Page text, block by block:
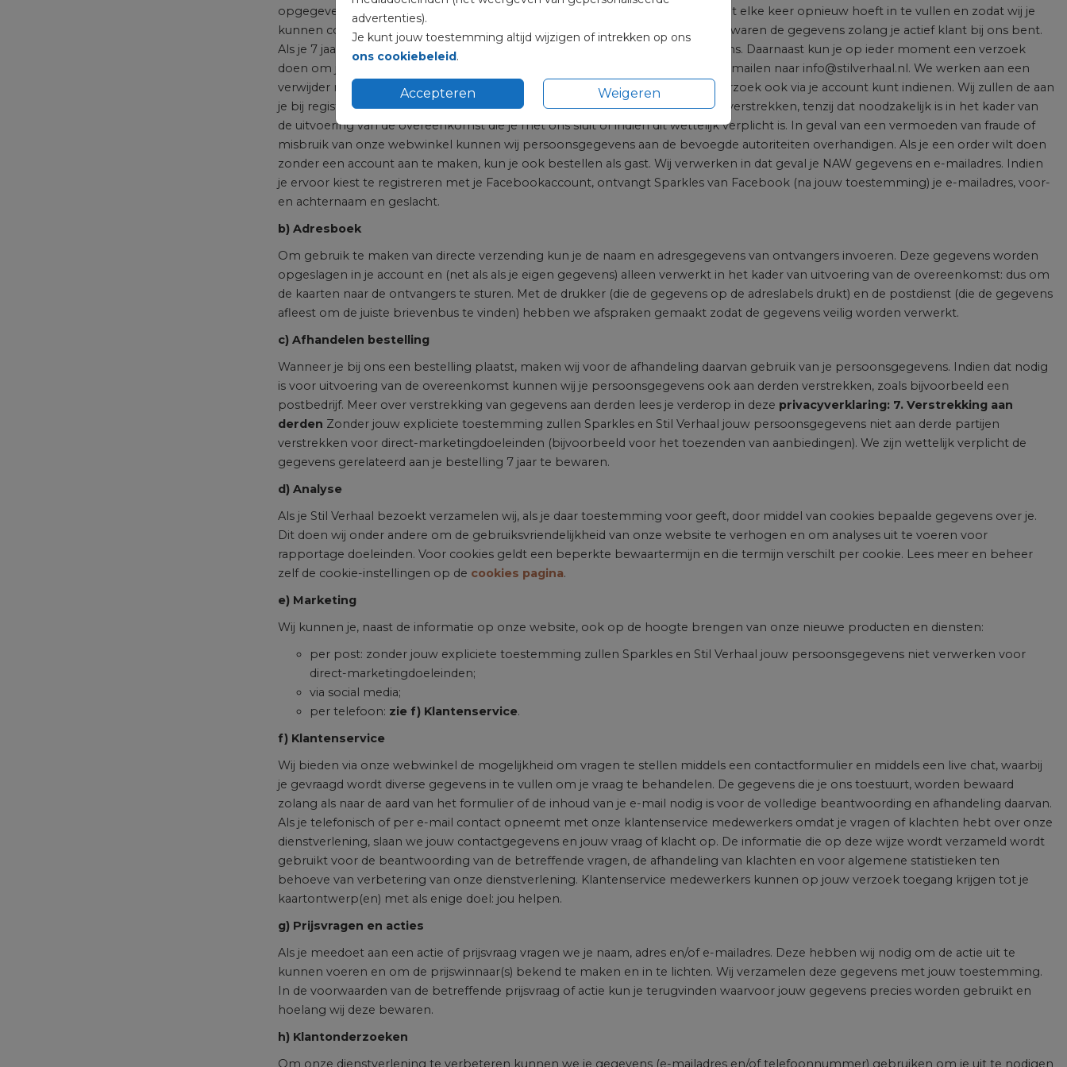
advertenties).
Je kunt jouw toestemming altijd wijzigen of intrekken op ons
ons cookiebeleid.
Accepteren Weigeren
opgegeven persoonsgegevens. Wij bewaren deze gegevens zodat je deze niet elke keer opnieuw hoeft in te vullen en zodat wij je
kunnen contacteren in het kader van uitvoering van de overeenkomst. We bewaren de gegevens zolang je actief klant bij ons bent.
Als je 7 jaar niet meer hebt ingelogd in je account, verwijderen wij al je gegevens. Daarnaast kun je op ieder moment een verzoek
doen om jouw gegevens te laten verwijderen in je account. Dit verzoek kun je mailen naar info@stilverhaal.nl. We werken aan een
verwijder mogelijkheid binnen de account omgeving zodat je een verwijderverzoek ook via je account kunt indienen. Wij zullen de aan
je bij registratie ingevulde e-mailadres gekoppelde gegevens niet aan derden verstrekken, tenzij dat noodzakelijk is in het kader van
de uitvoering van de overeenkomst die je met ons sluit of indien dit wettelijk verplicht is. In geval van een vermoeden van fraude of
misbruik van onze webwinkel kunnen wij persoonsgegevens aan de bevoegde autoriteiten overhandigen. Als je een order wilt doen
zonder een account aan te maken, kun je ook bestellen als gast. Wij verwerken in dat geval je NAW gegevens en e-mailadres. Indien
je ervoor kiest te registreren met je Facebookaccount, ontvangt Sparkles van Facebook (na jouw toestemming) je e-mailadres, voor-
en achternaam en geslacht.
b) Adresboek
Om gebruik te maken van directe verzending kun je de naam en adresgegevens van ontvangers invoeren. Deze gegevens worden
opgeslagen in je account en (net als als je eigen gegevens) alleen verwerkt in het kader van uitvoering van de overeenkomst: dus om
de kaarten naar de ontvangers te sturen. Met de drukker (die de gegevens op de adreslabels drukt) en de postdienst (die de gegevens
afleest om de juiste brievenbus te vinden) hebben we afspraken gemaakt zodat de gegevens veilig worden verwerkt.
c) Afhandelen bestelling
Wanneer je bij ons een bestelling plaatst, maken wij voor de afhandeling daarvan gebruik van je persoonsgegevens. Indien dat nodig
is voor uitvoering van de overeenkomst kunnen wij je persoonsgegevens ook aan derden verstrekken, zoals bijvoorbeeld een
postbedrijf. Meer over verstrekking van gegevens aan derden lees je verderop in deze privacyverklaring: 7. Verstrekking aan
derden Zonder jouw expliciete toestemming zullen Sparkles en Stil Verhaal jouw persoonsgegevens niet aan derde partijen
verstrekken voor direct-marketingdoeleinden (bijvoorbeeld voor het toezenden van aanbiedingen). We zijn wettelijk verplicht de
gegevens gerelateerd aan je bestelling 7 jaar te bewaren.
d) Analyse
Als je Stil Verhaal bezoekt verzamelen wij, als je daar toestemming voor geeft, door middel van cookies bepaalde gegevens over je.
Dit doen wij onder andere om de gebruiksvriendelijkheid van onze website te verhogen en om analyses uit te voeren voor
rapportage doeleinden. Voor cookies geldt een beperkte bewaartermijn en die termijn verschilt per cookie. Lees meer en beheer
zelf de cookie-instellingen op de cookies pagina.
e) Marketing
Wij kunnen je, naast de informatie op onze website, ook op de hoogte brengen van onze nieuwe producten en diensten:
per post: zonder jouw expliciete toestemming zullen Sparkles en Stil Verhaal jouw persoonsgegevens niet verwerken voor
direct-marketingdoeleinden;
via social media;
per telefoon: zie f) Klantenservice.
f) Klantenservice
Wij bieden via onze webwinkel de mogelijkheid om vragen te stellen middels een contactformulier en middels een live chat, waarbij
je gevraagd wordt diverse gegevens in te vullen om je vraag te behandelen. De gegevens die je ons toestuurt, worden bewaard
zolang als naar de aard van het formulier of de inhoud van je e-mail nodig is voor de volledige beantwoording en afhandeling daarvan.
Als je telefonisch of per e-mail contact opneemt met onze klantenservice medewerkers omdat je vragen of klachten hebt over onze
dienstverlening, slaan we jouw contactgegevens en jouw vraag of klacht op. De informatie die op deze wijze wordt verzameld wordt
gebruikt voor de beantwoording van de betreffende vragen, de afhandeling van klachten en voor algemene statistieken ten
behoeve van verbetering van onze dienstverlening. Klantenservice medewerkers kunnen op jouw verzoek toegang krijgen tot je
kaartontwerp(en) met als enige doel: jou helpen.
g) Prijsvragen en acties
Als je meedoet aan een actie of prijsvraag vragen we je naam, adres en/of e-mailadres. Deze hebben wij nodig om de actie uit te
kunnen voeren en om de prijswinnaar(s) bekend te maken en in te lichten. Wij verzamelen deze gegevens met jouw toestemming.
In de voorwaarden van de betreffende prijsvraag of actie kun je terugvinden waarvoor jouw gegevens precies worden gebruikt en
hoelang wij deze bewaren.
h) Klantonderzoeken
Om onze dienstverlening te verbeteren kunnen we je gegevens (e-mailadres en/of telefoonnummer) gebruiken om je uit te nodigen